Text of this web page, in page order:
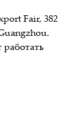
Fair, 382
работать